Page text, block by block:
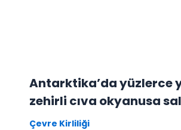
Antarktika’da yüzlerce
zehirli cıva okyanusa
Çevre Kirliliği